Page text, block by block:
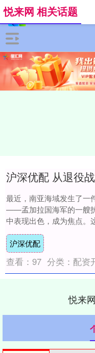
悦来网 相关话题
最近，南亚海域发生了一
——孟加拉国海军的一艘
中表现出色，成为焦点。
拉国从中国购买的老朋友
地用导弹....
沪深优配
查看： 97 分类： 配资
悦来